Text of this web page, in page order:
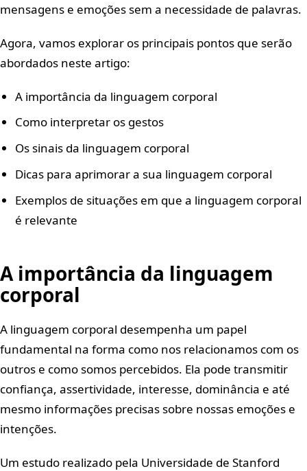
mensagens e emoções sem a necessidade de palavras.
Agora, vamos explorar os principais pontos que serão
abordados neste artigo:
A importância da linguagem corporal
Como interpretar os gestos
Os sinais da linguagem corporal
Dicas para aprimorar a sua linguagem corporal
Exemplos de situações em que a linguagem corporal
é relevante
A importância da linguagem
corporal
A linguagem corporal desempenha um papel
fundamental na forma como nos relacionamos com os
outros e como somos percebidos. Ela pode transmitir
confiança, assertividade, interesse, dominância e até
mesmo informações precisas sobre nossas emoções e
intenções.
Um estudo realizado pela Universidade de Stanford